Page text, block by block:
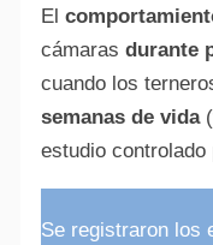
El
cámaras durante
cuando los
semanas de vida
estudio controlado
Se registraron los